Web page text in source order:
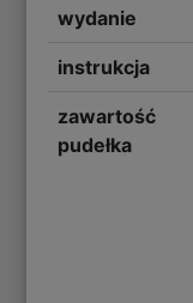
wydanie
instrukcja
zawartość
pudełka